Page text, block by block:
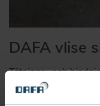
DAFA vlise
Tätnings- och
fylla och spackla över